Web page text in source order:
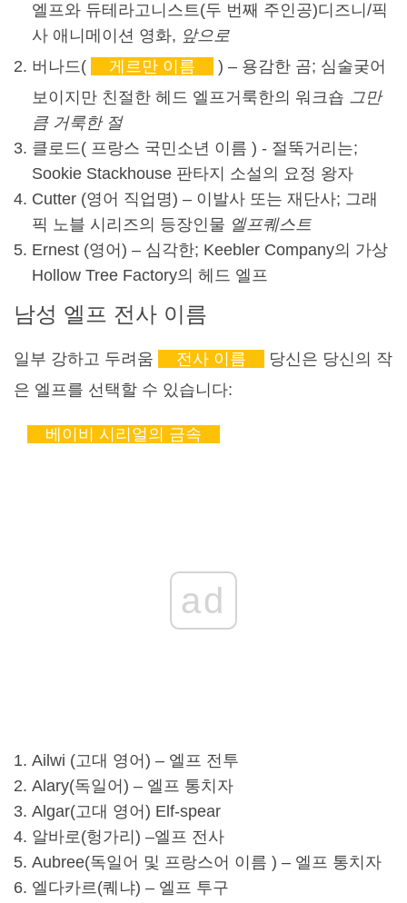
엘프와 듀테라고니스트(두 번째 주인공)디즈니 /픽
사 애니메이션 영화, 앞으로
버나드(
게르만 이름
) – 용감한 곰; 심술궂어
보이지만 친절한 헤드 엘프거룩한의 워크숍 그만
큼 거룩한 절
클로드( 프랑스 국민소년 이름 ) - 절뚝거리는;
Sookie Stackhouse 판타지 소설의 요정 왕자
Cutter (영어 직업명) – 이발사 또는 재단사; 그래
픽 노블 시리즈의 등장인물 엘프퀘스트
Ernest (영어) – 심각한; Keebler Company의 가상
Hollow Tree Factory의 헤드 엘프
남성 엘프 전사 이름
일부 강하고 두려움 전사 이름
당신은 당신의 작
은 엘프를 선택할 수 있습니다:
베이비 시리얼의 금속
ad
Ailwi (고대 영어) – 엘프 전투
Alary(독일어) – 엘프 통치자
Algar(고대 영어) Elf-spear
알바로(헝가리) –엘프 전사
Aubree(독일어 및 프랑스어 이름 ) – 엘프 통치자
엘다카르(퀘냐) – 엘프 투구